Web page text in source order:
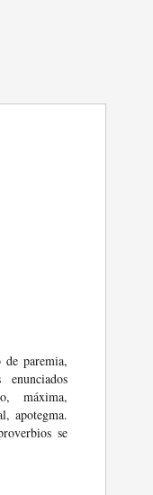
paremia,
máxima,
apotegma.
se